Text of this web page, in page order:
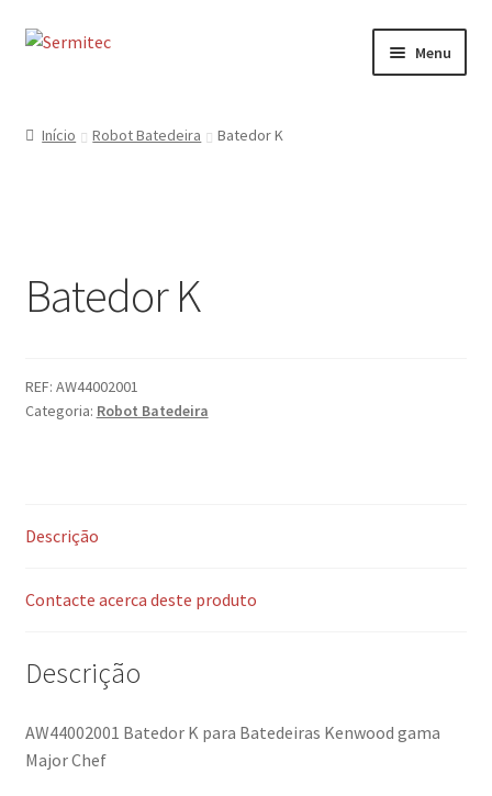
Ir
Saltar
Menu
Serviços
Formulário de Contacto
Início Robot Batedeira Batedor K
Batedor K
REF: AW44002001
Categoria: Robot Batedeira
Descrição
Contacte acerca deste produto
Descrição
AW44002001 Batedor K para Batedeiras Kenwood gama
Major Chef